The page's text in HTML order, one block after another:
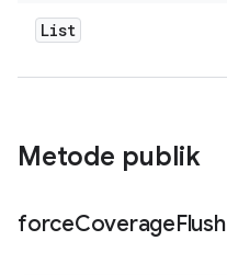
List
Metode publik
forceCoverageFlush